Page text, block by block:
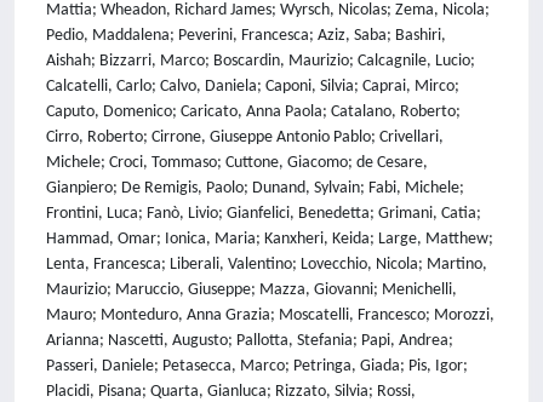
Mattia; Wheadon, Richard James; Wyrsch, Nicolas; Zema, Nicola;
Pedio, Maddalena; Peverini, Francesca; Aziz, Saba; Bashiri,
Aishah; Bizzarri, Marco; Boscardin, Maurizio; Calcagnile, Lucio;
Calcatelli, Carlo; Calvo, Daniela; Caponi, Silvia; Caprai, Mirco;
Caputo, Domenico; Caricato, Anna Paola; Catalano, Roberto;
Cirro, Roberto; Cirrone, Giuseppe Antonio Pablo; Crivellari,
Michele; Croci, Tommaso; Cuttone, Giacomo; de Cesare,
Gianpiero; De Remigis, Paolo; Dunand, Sylvain; Fabi, Michele;
Frontini, Luca; Fanò, Livio; Gianfelici, Benedetta; Grimani, Catia;
Hammad, Omar; Ionica, Maria; Kanxheri, Keida; Large, Matthew;
Lenta, Francesca; Liberali, Valentino; Lovecchio, Nicola; Martino,
Maurizio; Maruccio, Giuseppe; Mazza, Giovanni; Menichelli,
Mauro; Monteduro, Anna Grazia; Moscatelli, Francesco; Morozzi,
Arianna; Nascetti, Augusto; Pallotta, Stefania; Papi, Andrea;
Passeri, Daniele; Petasecca, Marco; Petringa, Giada; Pis, Igor;
Placidi, Pisana; Quarta, Gianluca; Rizzato, Silvia; Rossi,